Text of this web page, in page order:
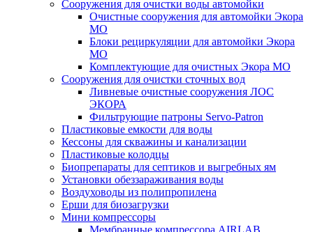
Сооружения для очистки воды автомойки
Очистные сооружения для автомойки Экора
МО
Блоки рециркуляции для автомойки Экора
МО
Комплектующие для очистных Экора МО
Сооружения для очистки сточных вод
Ливневые очистные сооружения ЛОС
ЭКОРА
Фильтрующие патроны Servo-Patron
Пластиковые емкости для воды
Кессоны для скважины и канализации
Пластиковые колодцы
Биопрепараты для септиков и выгребных ям
Установки обеззараживания воды
Воздуховоды из полипропилена
Ерши для биозагрузки
Мини компрессоры
Мембранные компрессора AIRLAB